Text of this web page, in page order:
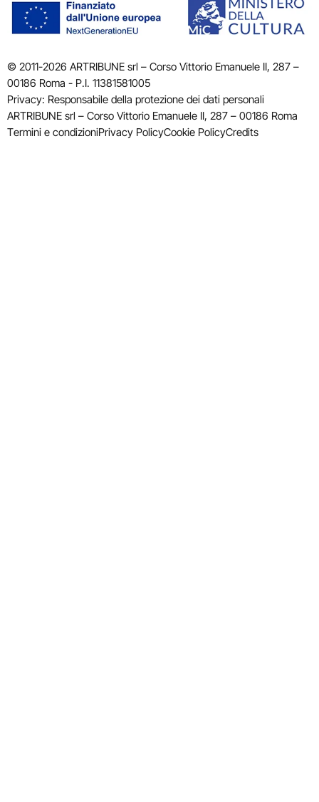
© 2011-2026 ARTRIBUNE srl – Corso Vittorio Emanuele II, 287 –
00186 Roma - P.I. 11381581005
Privacy: Responsabile della protezione dei dati personali
ARTRIBUNE srl – Corso Vittorio Emanuele II, 287 – 00186 Roma
Termini e condizioniPrivacy PolicyCookie PolicyCredits